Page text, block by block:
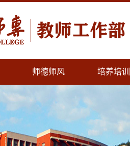
师德师风 培养培训